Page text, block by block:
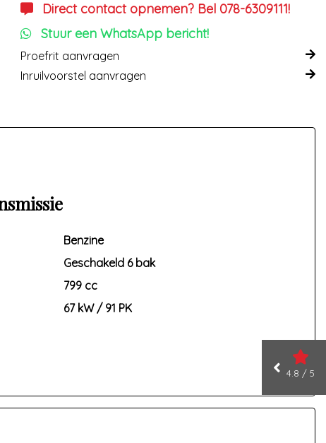
Direct contact opnemen? Bel 078-6309111!
Stuur een WhatsApp bericht!
Proefrit aanvragen
Inruilvoorstel aanvragen
Benzine
Geschakeld 6 bak
799 cc
67 kW / 91 PK
4.8 / 5